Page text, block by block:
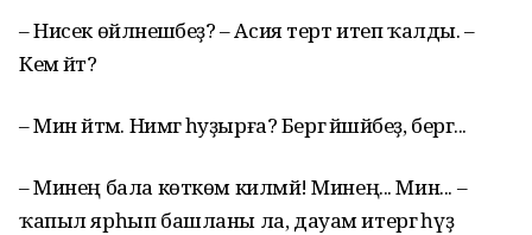
– Нисек өйләнешәбеҙ? – Асия терт итеп ҡалды. –
Кем әйтә?
– Мин әйтәм. Нимәгә һуҙырға? Бергә йәшәйбеҙ, бергә...
– Минең бала көткөм килмәй! Минең... Мин... –
ҡапыл ярһып башланы ла, дауам итергә һүҙ